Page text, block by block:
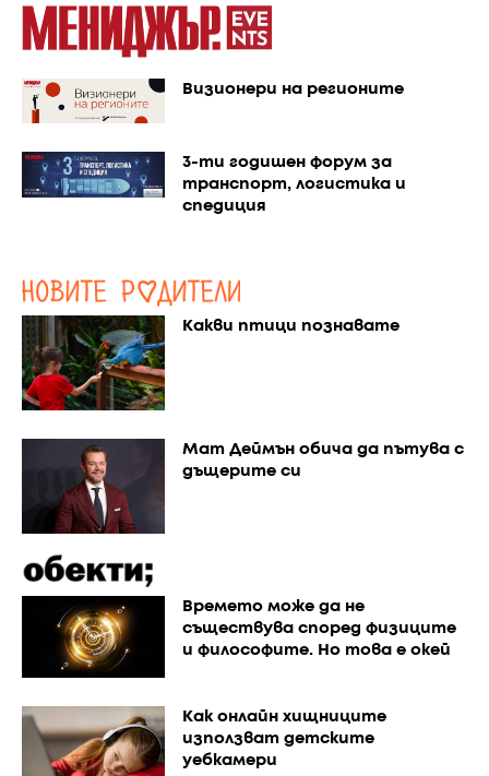
Визионери на регионите
3-ти годишен форум за
транспорт, логистика и
спедиция
Какви птици познавате
Мат Деймън обича да пътува с
дъщерите си
Времето може да не
съществува според физиците
и философите. Но това е окей
Как онлайн хищниците
използват детските
уебкамери